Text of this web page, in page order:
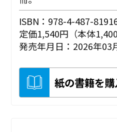
ISBN：978-4-487-
定価1,540円（本体
発売年月日：2026年03
紙の書籍を